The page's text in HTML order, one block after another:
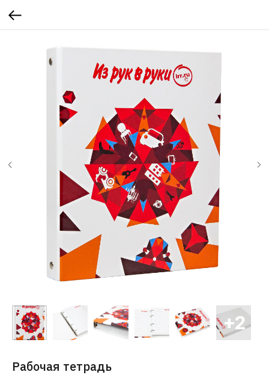
Рабочая тетрадь